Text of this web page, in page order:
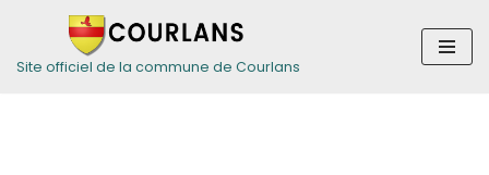
Aller
Site officiel de la commune de Courlans